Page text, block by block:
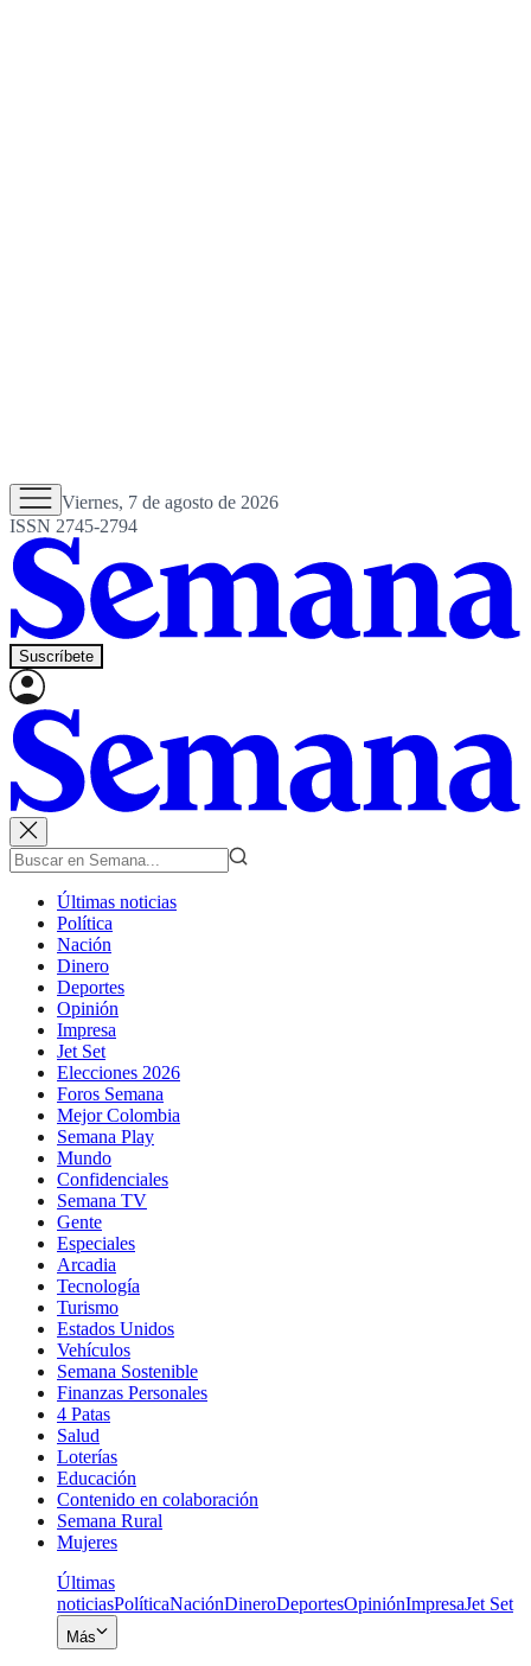
Viernes, 7 de agosto de 2026
ISSN 2745-2794
Suscríbete
Últimas noticias
Política
Nación
Dinero
Deportes
Opinión
Impresa
Jet Set
Elecciones 2026
Foros Semana
Mejor Colombia
Semana Play
Mundo
Confidenciales
Semana TV
Gente
Especiales
Arcadia
Tecnología
Turismo
Estados Unidos
Vehículos
Semana Sostenible
Finanzas Personales
4 Patas
Salud
Loterías
Educación
Contenido en colaboración
Semana Rural
Mujeres
Últimas
noticiasPolíticaNaciónDineroDeportesOpiniónImpresaJet Set
Más